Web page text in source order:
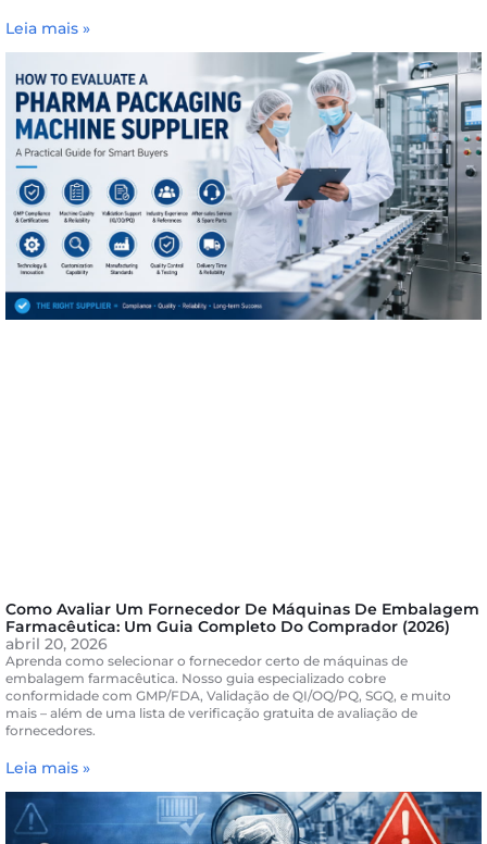
Leia mais »
Como Avaliar Um Fornecedor De Máquinas De Embalagem
Farmacêutica: Um Guia Completo Do Comprador (2026)
abril 20, 2026
Aprenda como selecionar o fornecedor certo de máquinas de
embalagem farmacêutica. Nosso guia especializado cobre
conformidade com GMP/FDA, Validação de QI/OQ/PQ, SGQ, e muito
mais – além de uma lista de verificação gratuita de avaliação de
fornecedores.
Leia mais »